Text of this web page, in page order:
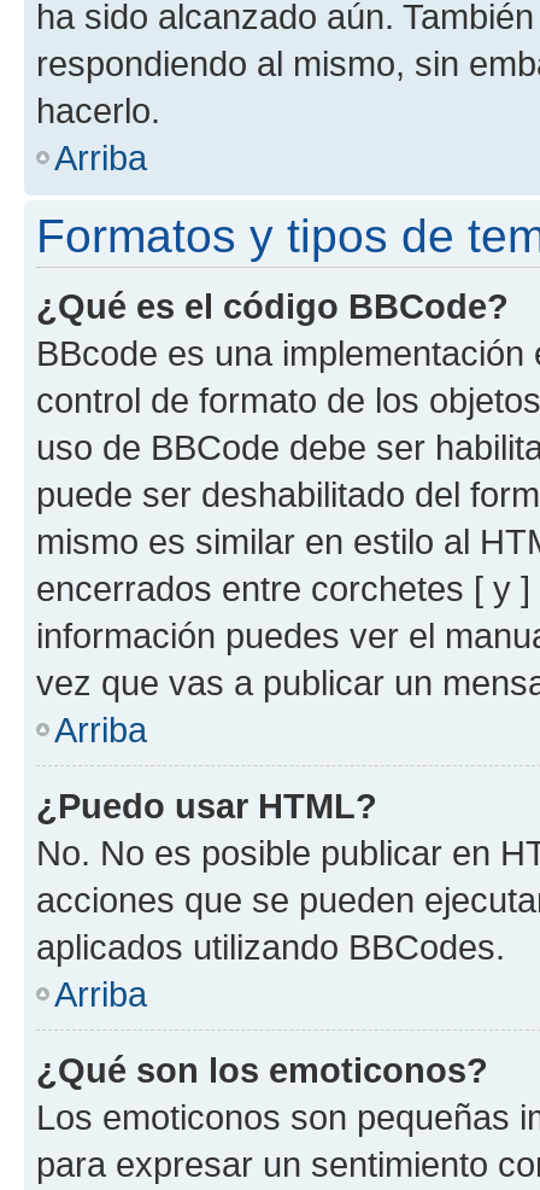
ha sido alcanzado aún.
respondiendo al mismo, sin
hacerlo.
Arriba
Formatos y tipos de
¿Qué es el código BBCode?
BBcode es una
control de formato de los
uso de BBCode debe ser
puede ser deshabilitado del
mismo es similar en estilo al
encerrados entre corchetes [ y
información puedes ver el
vez que vas a publicar un
Arriba
¿Puedo usar HTML?
No. No es posible publicar en
acciones que se pueden
aplicados utilizando BBCodes.
Arriba
¿Qué son los emoticonos?
Los emoticonos son pequeñas
para expresar un sentimiento